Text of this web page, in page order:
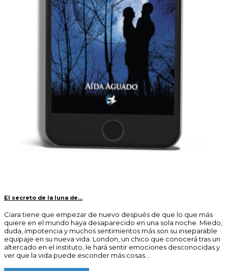
El secreto de la luna de...
Ciara tiene que empezar de nuevo después de que lo que más
quiere en el mundo haya desaparecido en una sola noche. Miedo,
duda, impotencia y muchos sentimientos más son su inseparable
equipaje en su nueva vida. London, un chico que conocerá tras un
altercado en el instituto, le hará sentir emociones desconocidas y
ver que la vida puede esconder más cosas...